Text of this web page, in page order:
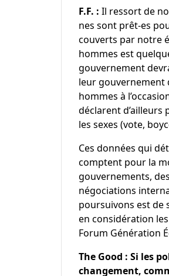
F.F. : Il ressort de
nes sont prêt-es
couverts par notre
hommes est
gouvernement
leur gouvernement
hommes à
déclarent d’ailleurs
les sexes (vote,
Ces données qui
comptent pour la
gouvernements,
négociations
poursuivons est de
en considération
Forum Génération
The Good : Si les
changement,